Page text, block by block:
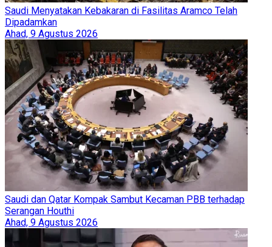
Saudi Menyatakan Kebakaran di Fasilitas Aramco Telah
Dipadamkan
Ahad, 9 Agustus 2026
Saudi dan Qatar Kompak Sambut Kecaman PBB terhadap
Serangan Houthi
Ahad, 9 Agustus 2026